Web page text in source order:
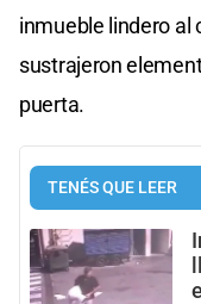
inmueble lindero al
sustrajeron
puerta.
TENÉS QUE LEER